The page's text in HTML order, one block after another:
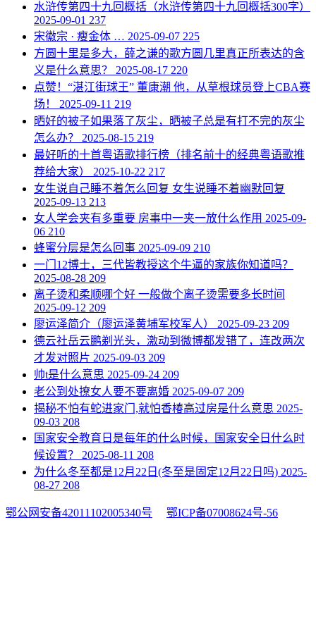
​水浒传第四十九回概括（水浒传第四十九回概括300字）
2025-09-01 237
​宋徽宗 · 瘦金体 … 2025-09-07 225
​方圆十里是多大，薛之谦的歌方圆几里真正所表达的含
义是什么意思？
2025-08-17 220
​点赞！“湛江街球王” 董康潮 他，从草根球员登上CBA赛
场！
2025-09-11 219
​晒好的被子如果落了灰尘，晒被子总是有打不完的灰尘
怎么办？
2025-08-15 219
​最好听的十首粤语歌排行榜（排名前十的经典粤语歌推
荐给大家）
2025-10-22 217
​女生说自己睡不着怎么回复 女生说睡不着幽默回复
2025-09-13 213
​女人学会夹有多重要 房事中一夹一放什么作用 2025-09-
06 210
​蜂蜜分层是怎么回事 2025-09-09 210
​一门12博士，三代皆教授这个牛逼的家族你知道吗？
2025-08-28 209
​离子烫和柔顺哪个好 一般做个离子烫需要多长时间
2025-09-12 209
​廖运泽简介（廖运泽黄埔军校军人）
2025-09-23 209
​德云社岳云鹏剃光头，激动到微博都发错了，连改两次
才发对照片 2025-09-03 209
​帅t是什么意思 2025-09-24 209
​老公到处撩女人要不要离婚 2025-09-07 209
​揭秘不怕有蛇进家门,就怕香椿高过房是什么意思 2025-
09-03 208
​国家安全教育日是每年的什么时候，国家安全日什么时
候设置？
2025-08-11 208
​为什么冬至都是12月22日(冬至是固定12月22日吗) 2025-
08-27 208
鄂公网安备42011102005340号 鄂ICP备07008624号-56